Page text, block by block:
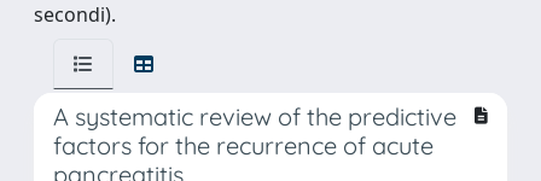
secondi).
A systematic review of the predictive
factors for the recurrence of acute
pancreatitis